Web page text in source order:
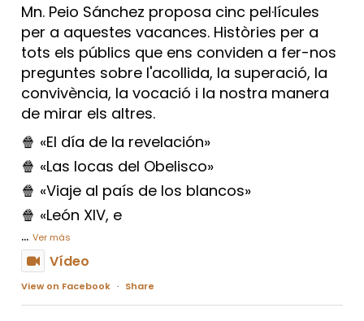
Mn. Peio Sánchez proposa cinc pel·lícules
per a aquestes vacances. Històries per a
tots els públics que ens conviden a fer-nos
preguntes sobre l'acollida, la superació, la
convivència, la vocació i la nostra manera
de mirar els altres.
🍿 «El día de la revelación»
🍿 «Las locas del Obelisco»
🍿 «Viaje al país de los blancos»
🍿 «León XIV, e
... Ver más
Vídeo
View on Facebook · Share